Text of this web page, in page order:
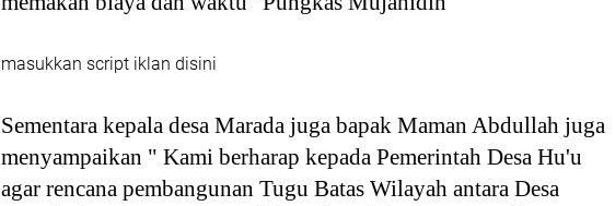
masukkan script iklan disini
Sementara kepala desa Marada juga bapak Maman Abdullah juga
menyampaikan " Kami berharap kepada Pemerintah Desa Hu'u
agar rencana pembangunan Tugu Batas Wilayah antara Desa